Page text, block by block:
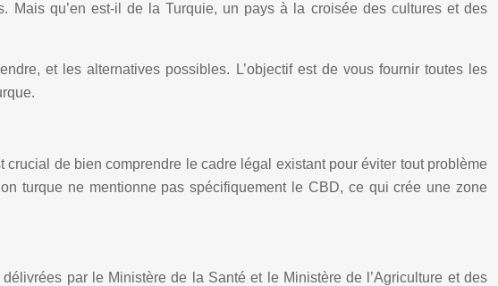
Mais qu’en est-il de la Turquie, un pays à la croisée des cultures et des
et les alternatives possibles. L’objectif est de vous fournir toutes les
de bien comprendre le cadre légal existant pour éviter tout problème
turque ne mentionne pas spécifiquement le CBD, ce qui crée une zone
par le Ministère de la Santé et le Ministère de l’Agriculture et des